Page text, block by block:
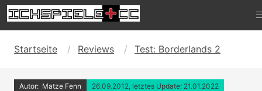
Startseite Reviews Test: Borderlands 2
Autor: Matze Fenn 26.09.2012, letztes Update: 21.01.2022